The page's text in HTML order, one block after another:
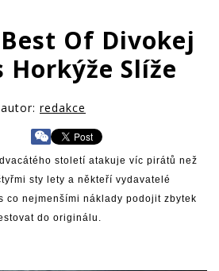
Best Of Divokej
Horkýže Slíže
redakce
století atakuje víc pirátů než
sty lety a někteří vydavatelé
co nejmenšími náklady podojit zbytek
do originálu.